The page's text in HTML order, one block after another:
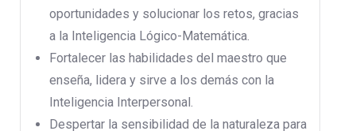
oportunidades y solucionar los retos, gracias
a la Inteligencia Lógico-Matemática.
Fortalecer las habilidades del maestro que
enseña, lidera y sirve a los demás con la
Inteligencia Interpersonal.
Despertar la sensibilidad de la naturaleza para